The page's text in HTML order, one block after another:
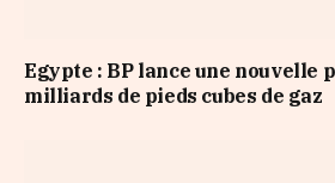
Egypte : BP lance une nouvelle
milliards de pieds cubes de gaz